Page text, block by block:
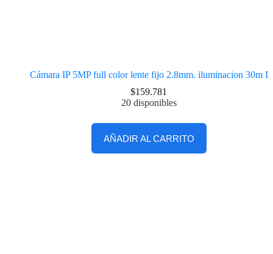
Cámara IP 5MP full color lente fijo 2.8mm. iluminacion 30m I
$159.781
20 disponibles
AÑADIR AL CARRITO